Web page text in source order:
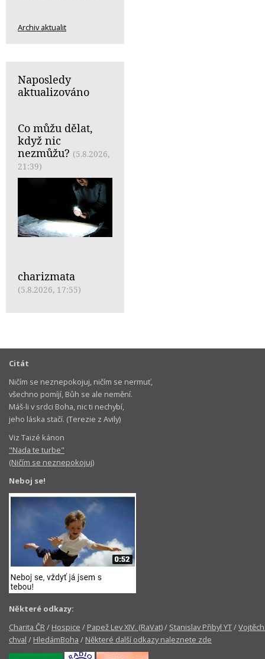
Archiv aktualit
Naposledy
aktualizováno
Co můžu dělat,
když nic
nezmůžu? (5.8.2026,
21:39)
charizmata
(5.8.2026, 17:55)
Citát
Ničím se neznepokojuj, ničím se nermuť,
všechno pomíjí, Bůh se ale nemění.
Máš-li v srdci Boha, nic ti nechybí,
jeho láska stačí. (Terezie z Avily)
Viz Taizé kánon
"Nada te turbe"
(Ničím se neznepokojuj)
Neboj se!
Některé odkazy:
Charita ČR/ Hospice / Papež Lev XIV. (RaVat)/ Stanislav Přibyl YT/
chval / HledámBoha / Některé další odkazy naleznete zde